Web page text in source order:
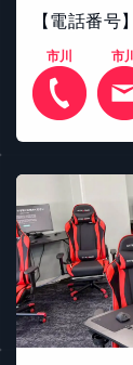
【電話番号
市川 市川